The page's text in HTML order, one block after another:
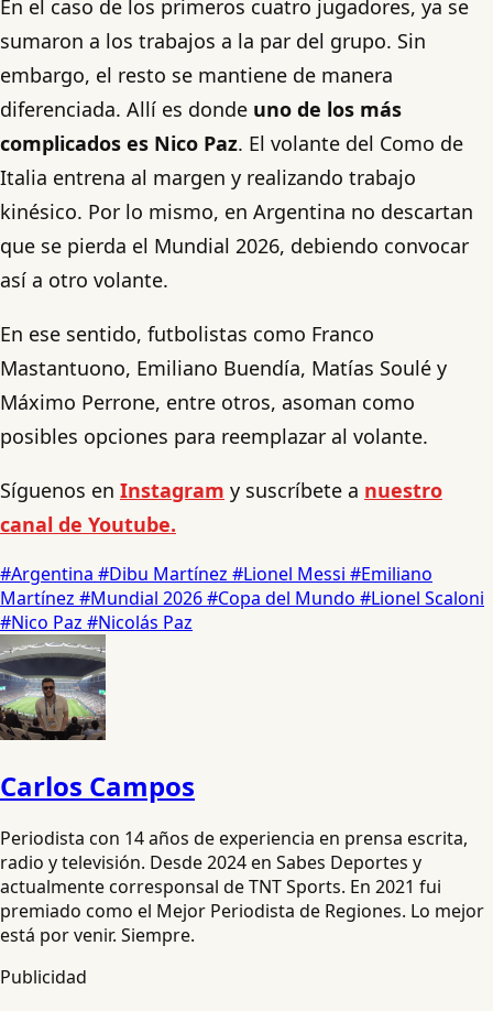
En el caso de los primeros cuatro jugadores, ya se
sumaron a los trabajos a la par del grupo. Sin
embargo, el resto se mantiene de manera
diferenciada. Allí es donde uno de los más
complicados es Nico Paz. El volante del Como de
Italia entrena al margen y realizando trabajo
kinésico. Por lo mismo, en Argentina no descartan
que se pierda el Mundial 2026, debiendo convocar
así a otro volante.
En ese sentido, futbolistas como Franco
Mastantuono, Emiliano Buendía, Matías Soulé y
Máximo Perrone, entre otros, asoman como
posibles opciones para reemplazar al volante.
Síguenos en Instagram y suscríbete a nuestro
canal de Youtube.
#Argentina #Dibu Martínez #Lionel Messi #Emiliano
Martínez #Mundial 2026#Copa del Mundo #Lionel Scaloni
#Nico Paz #Nicolás Paz
Carlos Campos
Periodista con 14 años de experiencia en prensa escrita,
radio y televisión. Desde 2024 en Sabes Deportes y
actualmente corresponsal de TNT Sports. En 2021 fui
premiado como el Mejor Periodista de Regiones. Lo mejor
está por venir. Siempre.
Publicidad